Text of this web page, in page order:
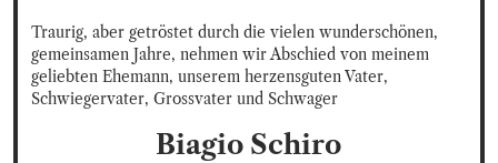
Traurig, aber getröstet durch die vielen wunderschönen,
gemeinsamen Jahre, nehmen wir Abschied von meinem
geliebten Ehemann, unserem herzensguten Vater,
Schwiegervater, Grossvater und Schwager
Biagio Schiro